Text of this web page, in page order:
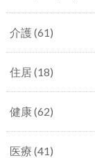
介護(61)
住居(18)
健康(62)
医療 (41)